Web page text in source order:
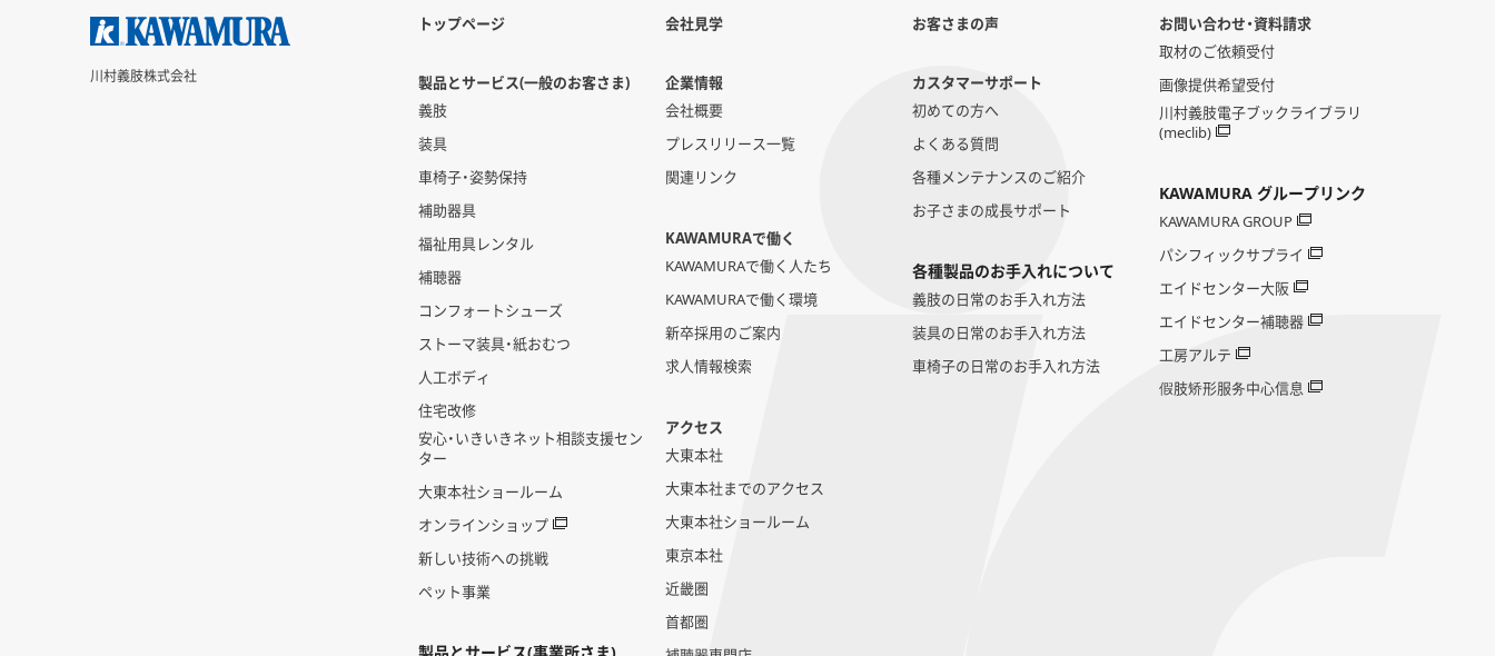
川村義肢株式会社
トップページ
製品とサービス(一般のお客さま)
義肢
装具
車椅子・姿勢保持
補助器具
福祉用具レンタル
補聴器
コンフォートシューズ
ストーマ装具・紙おむつ
人工ボディ
住宅改修
安心・いきいきネット相談支援セン
ター
大東本社ショールーム
オンラインショップ
新しい技術への挑戦
ペット事業
会社見学
企業情報
会社概要
プレスリリース一覧
関連リンク
KAWAMURAで働く
KAWAMURAで働く人たち
KAWAMURAで働く環境
新卒採用のご案内
求人情報検索
アクセス
大東本社
大東本社までのアクセス
大東本社ショールーム
東京本社
近畿圏
首都圏
お客さまの声
カスタマーサポート
初めての方へ
よくある質問
各種メンテナンスのご紹介
お子さまの成長サポート
各種製品のお手入れについて
義肢の日常のお手入れ方法
装具の日常のお手入れ方法
車椅子の日常のお手入れ方法
お問い合わせ・資料請求
取材のご依頼受付
画像提供希望受付
川村義肢電子ブックライブラリ
(meclib)
KAWAMURA グループリンク
KAWAMURA GROUP
パシフィックサプライ
エイドセンター大阪
エイドセンター補聴器
工房アルテ
假肢矫形服务中心信息